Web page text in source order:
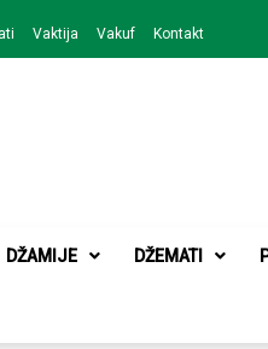
Vaktija Vakuf Kontakt
Bijeljina
DŽAMIJE DŽEMATI